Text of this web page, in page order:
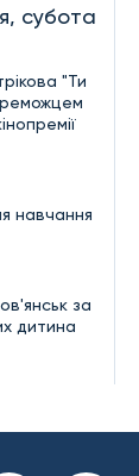
субота
"Ти
навчання
за
дитина